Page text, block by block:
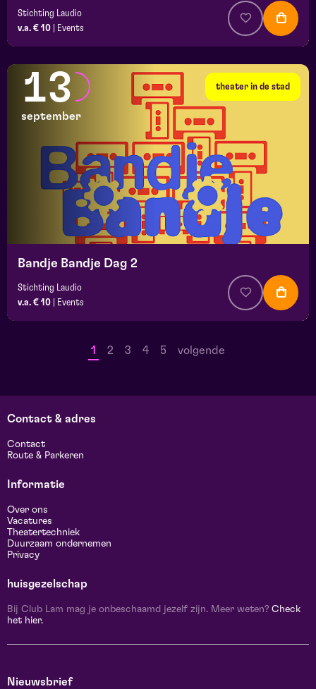
Stichting Laudio
v.a. € 10
Events
theater in de stad
13
september
Bandje Bandje Dag 2
Stichting Laudio
v.a. € 10
Events
1 2 3 4 5 volgende
Contact & adres
Contact
Route & Parkeren
Informatie
Over ons
Vacatures
Theatertechniek
Duurzaam ondernemen
Privacy
huisgezelschap
Bij Club Lam mag je onbeschaamd jezelf zijn. Meer weten? Check
het hier.
Nieuwsbrief